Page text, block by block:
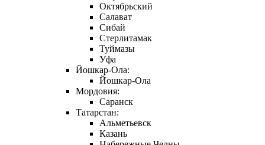
Октябрьский
Салават
Сибай
Стерлитамак
Туймазы
Уфа
Йошкар-Ола:
Йошкар-Ола
Мордовия:
Саранск
Татарстан:
Альметьевск
Казань